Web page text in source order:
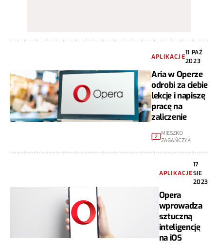
APLIKACJE
11 PAŹ
2023
Aria w Operze
odrobi za ciebie
lekcje i napiszę
pracę na
zaliczenie
2
MIESZKO
ZAGAŃCZYK
APLIKACJE
17
SIE
2023
Opera
wprowadza
sztuczną
inteligencję
na iOS